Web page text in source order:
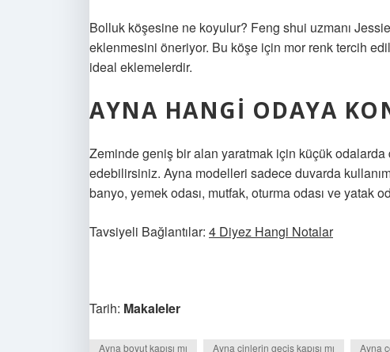
Bolluk köşesine ne koyulur? Feng shui uzmanı
eklenmesini öneriyor. Bu köşe için mor renk tercih
ideal eklemelerdir.
AYNA HANGI ODAYA
Zeminde geniş bir alan yaratmak için küçük odalarda
edebilirsiniz. Ayna modelleri sadece duvarda
banyo, yemek odası, mutfak, oturma odası ve yatak
Tavsiyeli Bağlantılar: 4 Diyez Hangi Notalar
Tarih: Makaleler
Ayna boyut kapısı mı Ayna cinlerin geçiş kapısı mı Ayna